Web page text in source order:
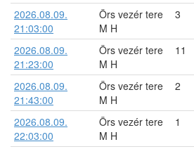
2026.08.09.
21:03:00
Örs vezér tere
M H
3
2026.08.09.
21:23:00
Örs vezér tere
M H
11
2026.08.09.
21:43:00
Örs vezér tere
M H
2
2026.08.09.
22:03:00
Örs vezér tere
M H
1